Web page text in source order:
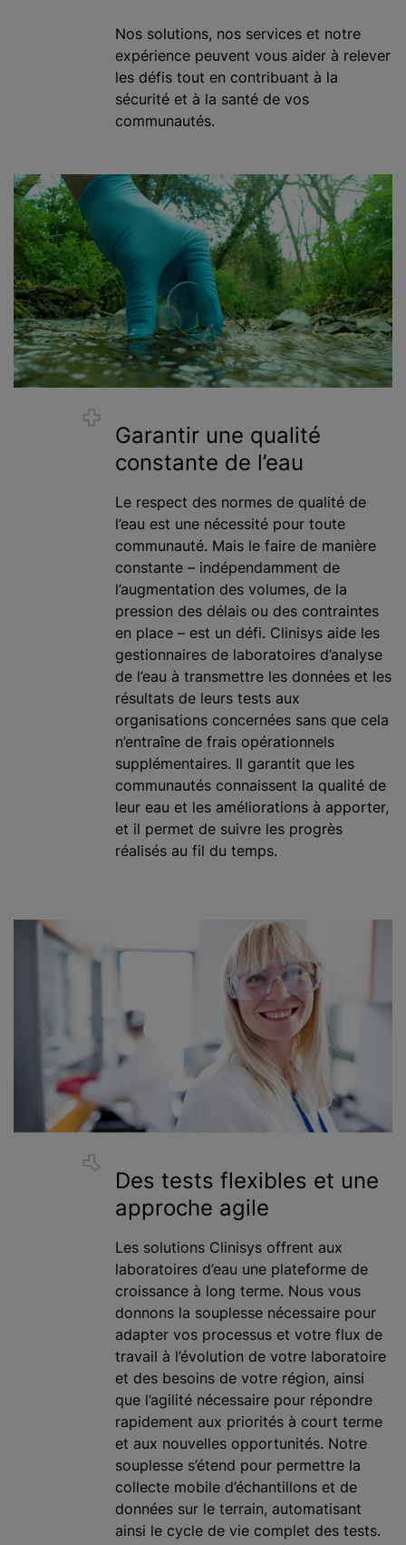
Nos solutions, nos services et notre
expérience peuvent vous aider à relever
les défis tout en contribuant à la
sécurité et à la santé de vos
communautés.
Garantir une qualité
constante de l’eau
Le respect des normes de qualité de
l’eau est une nécessité pour toute
communauté. Mais le faire de manière
constante – indépendamment de
l’augmentation des volumes, de la
pression des délais ou des contraintes
en place – est un défi. Clinisys aide les
gestionnaires de laboratoires d’analyse
de l’eau à transmettre les données et les
résultats de leurs tests aux
organisations concernées sans que cela
n’entraîne de frais opérationnels
supplémentaires. Il garantit que les
communautés connaissent la qualité de
leur eau et les améliorations à apporter,
et il permet de suivre les progrès
réalisés au fil du temps.
Des tests flexibles et une
approche agile
Les solutions Clinisys offrent aux
laboratoires d’eau une plateforme de
croissance à long terme. Nous vous
donnons la souplesse nécessaire pour
adapter vos processus et votre flux de
travail à l’évolution de votre laboratoire
et des besoins de votre région, ainsi
que l’agilité nécessaire pour répondre
rapidement aux priorités à court terme
et aux nouvelles opportunités. Notre
souplesse s’étend pour permettre la
collecte mobile d’échantillons et de
données sur le terrain, automatisant
ainsi le cycle de vie complet des tests.